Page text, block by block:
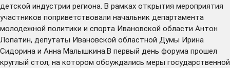
детской индустрии региона. В рамках открытия мероприятия
участников поприветствовали начальник департамента
молодежной политики и спорта Ивановской области Антон
Лопатин, депутаты Ивановской областной Думы Ирина
Сидорина и Анна Малышкина.В первый день форума прошел
круглый стол, на котором обсуждались меры государственной